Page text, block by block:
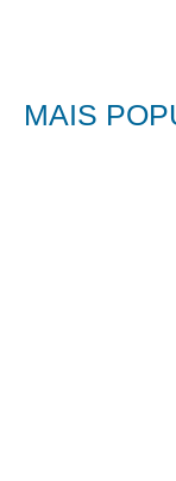
MAIS